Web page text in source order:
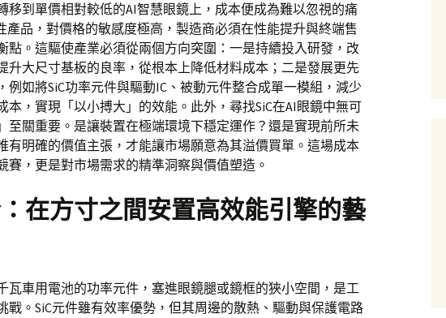
移到單價相對較低的AI智慧眼鏡上，成本便成為難以忽視的痛
產品，對價格的敏感度極高，製造商必須在性能提升與終端售
點。這驅使產業必須從兩個方向突圍：一是持續投入研發，改
升大尺寸基板的良率，從根本上降低材料成本；二是發展更先
例如將SiC功率元件與驅動IC、被動元件整合成單一模組，減少
本，實現「以小搏大」的效能。此外，尋找SiC在AI眼鏡中無可
至關重要。是讓裝置在極端環境下穩定運作？還是實現前所未
有明確的價值主張，才能讓市場願意為其溢價買單。這場成本
賽，更是對市場需求的精準洞察與價值塑造。
在方寸之間安置高效能引擎的藝
瓦車用電池的功率元件，塞進眼鏡腿或鏡框的狹小空間，是工
戰。SiC元件雖有效率優勢，但其周邊的散熱、驅動與保護電路